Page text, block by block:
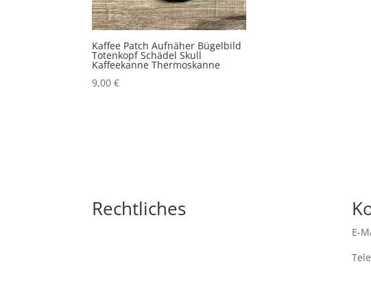
Kaffee Patch Aufnäher Bügelbild
Totenkopf Schädel Skull
Kaffeekanne Thermoskanne
9,00€
Rechtliches
E-